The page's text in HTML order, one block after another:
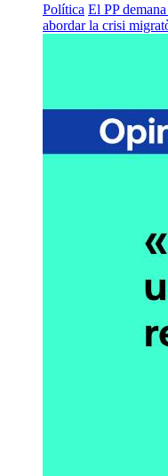
Política El PP
abordar la crisi